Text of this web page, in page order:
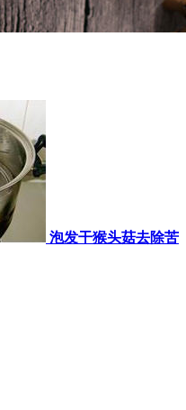
泡发干猴头菇去除苦